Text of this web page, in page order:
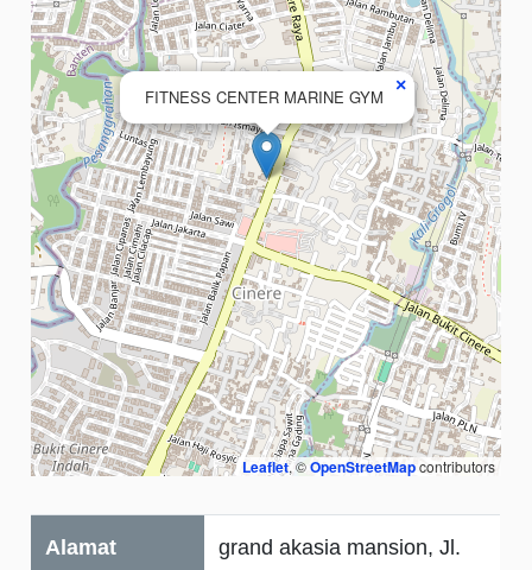
FITNESS CENTER MARINE GYM
×
Leaflet, ©OpenStreetMapcontributors
Alamat
grand akasia mansion, Jl.